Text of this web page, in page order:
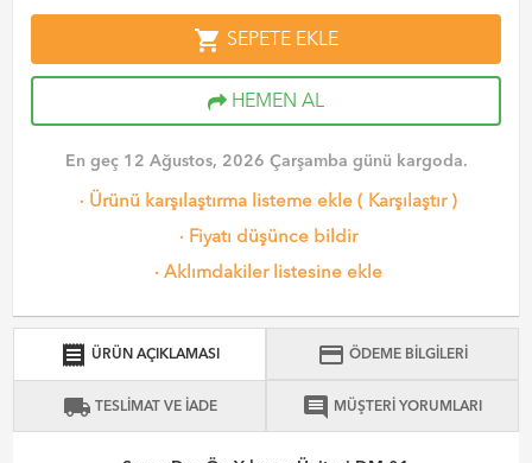
shopping_cart SEPETE EKLE
HEMEN AL
En geç 12 Ağustos, 2026 Çarşamba günü kargoda.
· Ürünü karşılaştırma listeme ekle ( Karşılaştır)
· Fiyatı düşünce bildir
· Aklımdakiler listesine ekle
receipt ÜRÜN AÇIKLAMASI credit_card ÖDEME BİLGİLERİ
local_shipping TESLİMAT VE İADE comment MÜŞTERİ YORUMLARI